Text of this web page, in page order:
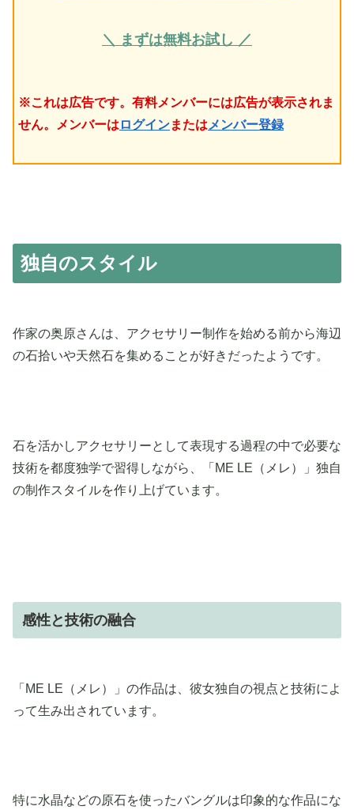
＼ まずは無料お試し ／
※これは広告です。有料メンバーには広告が表示されま
せん。メンバーはログインまたはメンバー登録
独自のスタイル
作家の奥原さんは、アクセサリー制作を始める前から海辺
の石拾いや天然石を集めることが好きだったようです。
石を活かしアクセサリーとして表現する過程の中で必要な
技術を都度独学で習得しながら、「ME LE（メレ）」独自
の制作スタイルを作り上げています。
感性と技術の融合
「ME LE（メレ）」の作品は、彼女独自の視点と技術によ
って生み出されています。
特に水晶などの原石を使ったバングルは印象的な作品にな